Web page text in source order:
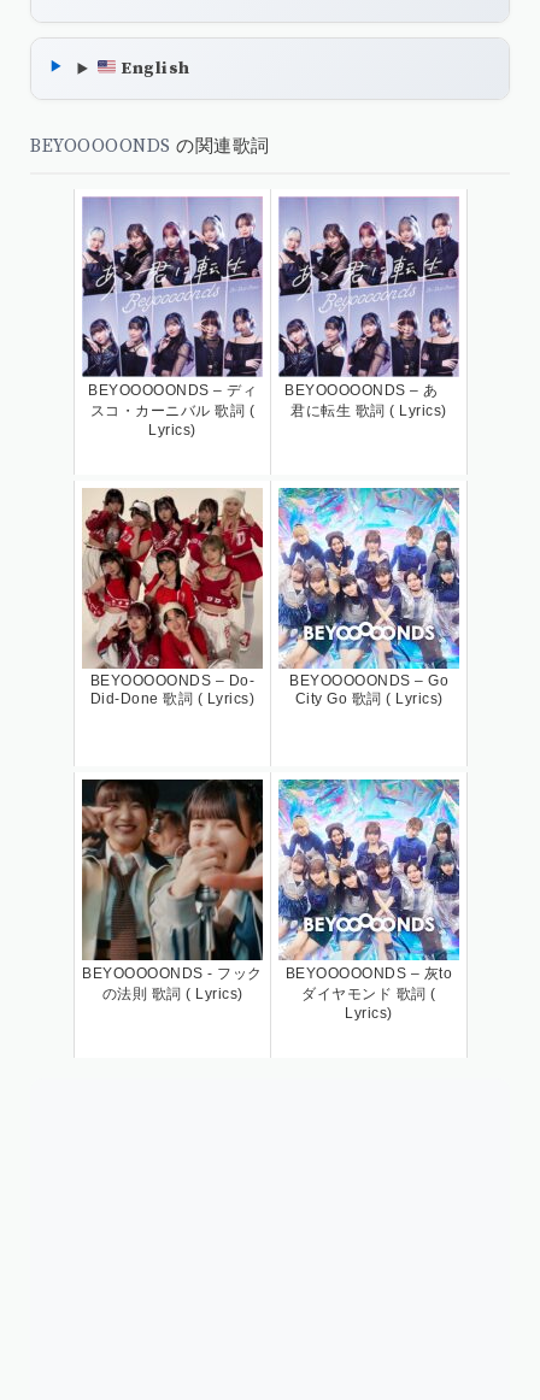
English
BEYOOOOONDS の関連歌詞
BEYOOOOONDS – ディ
スコ・カーニバル 歌詞 (
Lyrics)
BEYOOOOONDS – あゝ
君に転生 歌詞 ( Lyrics)
BEYOOOOONDS – Do-
Did-Done 歌詞 ( Lyrics)
BEYOOOOONDS – Go
City Go 歌詞 ( Lyrics)
BEYOOOOONDS - フック
の法則 歌詞 ( Lyrics)
BEYOOOOONDS – 灰to
ダイヤモンド 歌詞 (
Lyrics)